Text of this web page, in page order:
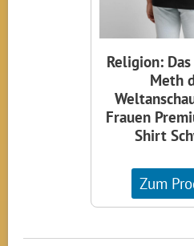
Religion: Das
Meth
Frauen
Shirt
Zum